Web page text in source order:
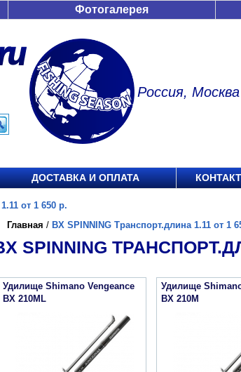
Фотогалерея
Россия, Москва
ДОСТАВКА И ОПЛАТА
от 1 650 р.
Главная / BX SPINNING Транспорт.длина 1.11 от 1
SPINNING
Удилище Shimano Vengeance
BX 210ML
Удилище
BX 210M